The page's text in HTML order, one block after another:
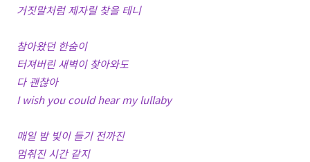
거짓말처럼 제자릴 찾을 테니
참아왔던 한숨이
터져버린 새벽이 찾아와도
다 괜찮아
I wish you could hear my lullaby
매일 밤 빛이 들기 전까진
멈춰진 시간 같지